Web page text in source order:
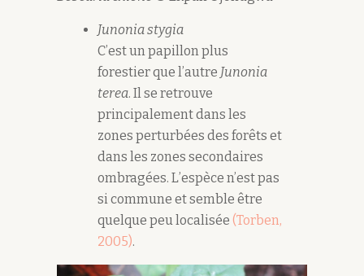
Junonia stygia
C’est un papillon plus
forestier que l’autre Junonia
terea. Il se retrouve
principalement dans les
zones perturbées des forêts et
dans les zones secondaires
ombragées. L’espèce n’est pas
si commune et semble être
quelque peu localisée (Torben,
2005).